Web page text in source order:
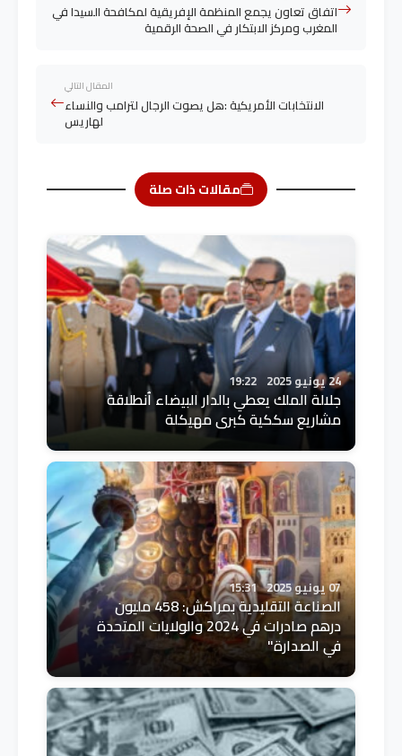
اتفاق تعاون يجمع المنظمة الإفريقية لمكافحة السيدا في
المغرب ومركز الابتكار في الصحة الرقمية
المقال التالي
الانتخابات الأمريكية :هل يصوت الرجال لترامب والنساء
لهاريس
مقالات ذات صلة
24 يونيو 2025 19:22
جلالة الملك يعطي بالدار البيضاء اُنطلاقة
مشاريع سككية كبرى مهيكلة
07 يونيو 2025 15:31
الصناعة التقليدية بمراكش: 458 مليون
درهم صادرات في 2024 والولايات المتحدة
في الصدارة"